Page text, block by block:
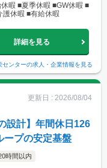
暇 ■夏季休暇 ■GW休暇 ■
護休暇 ■有給休暇
詳細を見る
センターの求人・企業情報を見る
更新日 : 2026/08/04
設計】年間休日126
ープの安定基盤
時間以内